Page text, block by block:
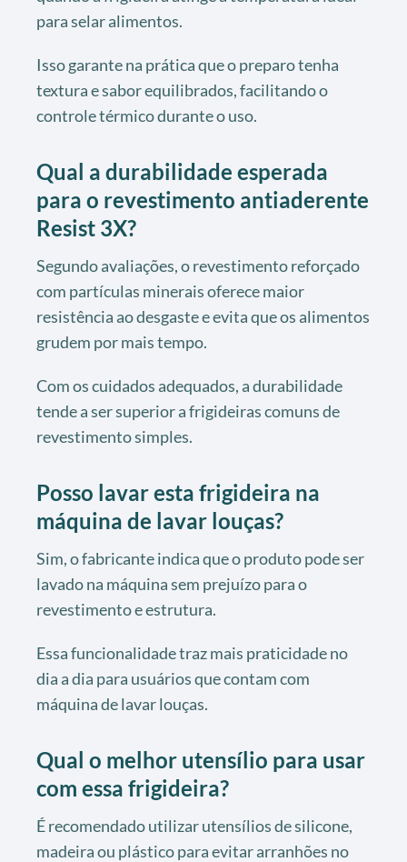
para selar alimentos.
Isso garante na prática que o preparo tenha
textura e sabor equilibrados, facilitando o
controle térmico durante o uso.
Qual a durabilidade esperada
para o revestimento antiaderente
Resist 3X?
Segundo avaliações, o revestimento reforçado
com partículas minerais oferece maior
resistência ao desgaste e evita que os alimentos
grudem por mais tempo.
Com os cuidados adequados, a durabilidade
tende a ser superior a frigideiras comuns de
revestimento simples.
Posso lavar esta frigideira na
máquina de lavar louças?
Sim, o fabricante indica que o produto pode ser
lavado na máquina sem prejuízo para o
revestimento e estrutura.
Essa funcionalidade traz mais praticidade no
dia a dia para usuários que contam com
máquina de lavar louças.
Qual o melhor utensílio para usar
com essa frigideira?
É recomendado utilizar utensílios de silicone,
madeira ou plástico para evitar arranhões no